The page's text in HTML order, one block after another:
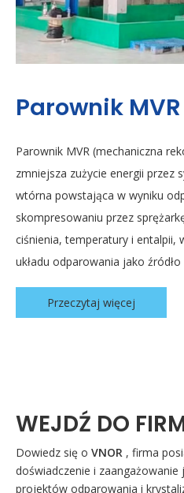
Parownik MVR
Parownik MVR (mechaniczna
zmniejsza zużycie energii przez
wtórna powstająca w wyniku
skompresowaniu przez
ciśnienia, temperatury i entalpii,
układu odparowania jako źródło
Przeczytaj więcej
WEJDŹ DO
Dowiedz się o VNOR , firma
doświadczenie i
projektów odparowania i